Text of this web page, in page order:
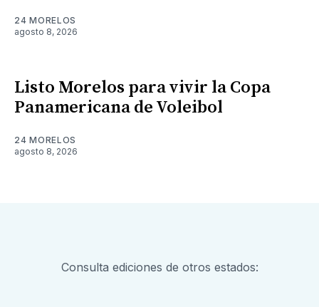
24 MORELOS
agosto 8, 2026
Listo Morelos para vivir la Copa
Panamericana de Voleibol
24 MORELOS
agosto 8, 2026
Consulta ediciones de otros estados: